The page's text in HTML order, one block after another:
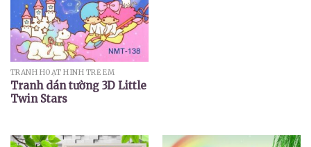
TRANH HOẠT HÌNH TRẺ EM
Tranh dán tường 3D Little
Twin Stars